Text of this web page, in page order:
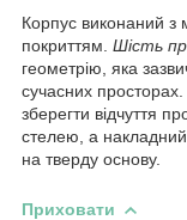
Корпус виконаний з
покриттям. Шість
геометрію, яка
сучасних
зберегти відчуття
стелею, а
на тверду основу.
Приховати